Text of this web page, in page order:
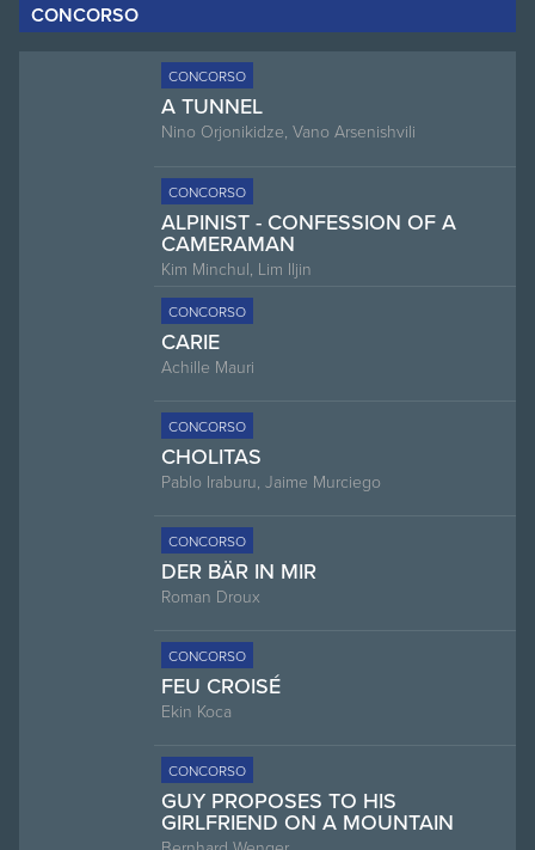
CONCORSO
CONCORSO
A TUNNEL
Nino Orjonikidze, Vano Arsenishvili
CONCORSO
ALPINIST - CONFESSION OF A
CAMERAMAN
Kim Minchul, Lim Iljin
CONCORSO
CARIE
Achille Mauri
CONCORSO
CHOLITAS
Pablo Iraburu, Jaime Murciego
CONCORSO
DER BÄR IN MIR
Roman Droux
CONCORSO
FEU CROISÉ
Ekin Koca
CONCORSO
GUY PROPOSES TO HIS
GIRLFRIEND ON A MOUNTAIN